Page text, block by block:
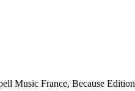
Music France, Because